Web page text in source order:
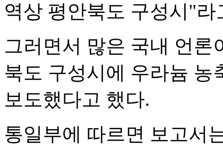
역상 평안북도 구성시"라
그러면서 많은 국내 언론
북도 구성시에 우라늄 농
보도했다고 했다.
통일부에 따르면 보고서